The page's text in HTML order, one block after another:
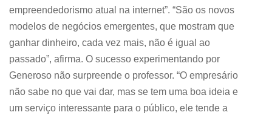
empreendedorismo atual na internet”. “São os novos
modelos de negócios emergentes, que mostram que
ganhar dinheiro, cada vez mais, não é igual ao
passado”, afirma. O sucesso experimentando por
Generoso não surpreende o professor. “O empresário
não sabe no que vai dar, mas se tem uma boa ideia e
um serviço interessante para o público, ele tende a